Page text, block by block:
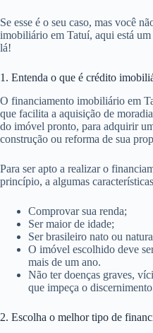
Se esse é o seu caso, mas você
imobiliário em Tatuí, aqui está um
lá!
1. Entenda o que é crédito
O financiamento imobiliário em
que facilita a aquisição de
do imóvel pronto, para adquirir
construção ou reforma de sua
Para ser apto a realizar o
princípio, a algumas
Comprovar sua renda;
Ser maior de idade;
Ser brasileiro nato ou
O imóvel escolhido deve
mais de um ano.
Não ter doenças graves,
que impeça o
2. Escolha o melhor tipo de